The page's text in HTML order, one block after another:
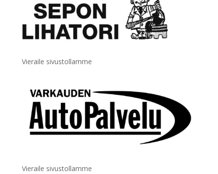
Vieraile sivustollamme
Vieraile sivustollamme